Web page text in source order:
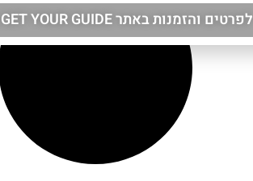
לפרטים והזמנות באתר GET YOUR GUIDE הקליקו עליי 😊